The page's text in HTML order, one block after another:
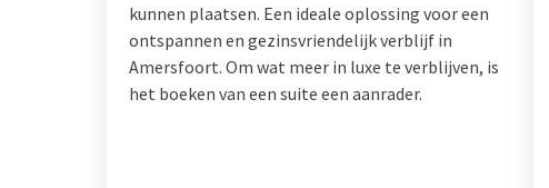
kunnen plaatsen. Een ideale oplossing voor een
ontspannen en gezinsvriendelijk verblijf in
Amersfoort. Om wat meer in luxe te verblijven, is
het boeken van een suite een aanrader.